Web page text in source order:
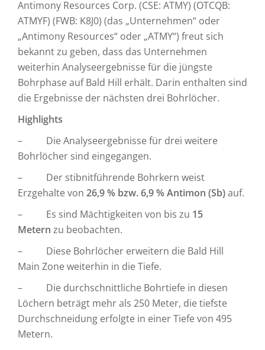
Antimony Resources Corp. (CSE: ATMY) (OTCQB:
ATMYF) (FWB: K8J0) (das „Unternehmen“ oder
„Antimony Resources“ oder „ATMY“) freut sich
bekannt zu geben, dass das Unternehmen
weiterhin Analyseergebnisse für die jüngste
Bohrphase auf Bald Hill erhält. Darin enthalten sind
die Ergebnisse der nächsten drei Bohrlöcher.
Highlights
– Die Analyseergebnisse für drei weitere
Bohrlöcher sind eingegangen.
– Der stibnitführende Bohrkern weist
Erzgehalte von 26,9 % bzw. 6,9 % Antimon (Sb)auf.
– Es sind Mächtigkeiten von bis zu 15
Metern zu beobachten.
– Diese Bohrlöcher erweitern die Bald Hill
Main Zone weiterhin in die Tiefe.
– Die durchschnittliche Bohrtiefe in diesen
Löchern beträgt mehr als 250 Meter, die tiefste
Durchschneidung erfolgte in einer Tiefe von 495
Metern.